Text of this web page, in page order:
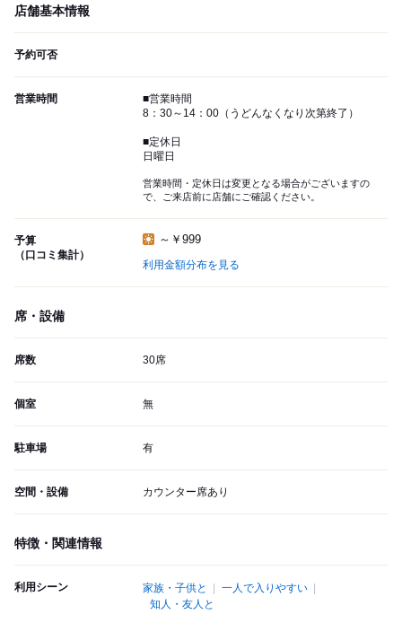
店舗基本情報
予約可否
営業時間
■営業時間
8：30～14：00（うどんなくなり次第終了）
■定休日
日曜日
営業時間・定休日は変更となる場合がございますの
で、ご来店前に店舗にご確認ください。
予算
（口コミ集計）
～￥999
利用金額分布を見る
席・設備
席数 30席
個室 無
駐車場 有
空間・設備 カウンター席あり
特徴・関連情報
利用シーン 家族・子供と
一人で入りやすい
知人・友人と